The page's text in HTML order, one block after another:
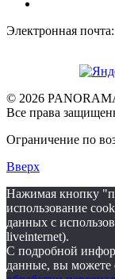
Электронная
© 2026
Все права
Ограничение по
Вверх
Нажимая кнопку
использование
данных с
liveinternet).
С подробной
данные, вы можете